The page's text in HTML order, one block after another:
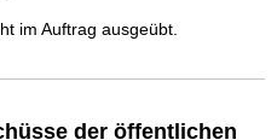
im Auftrag ausgeübt.
der öffentlichen